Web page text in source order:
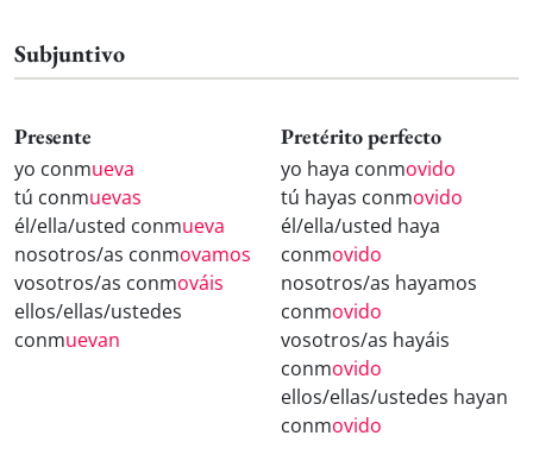
Subjuntivo
Presente
yo conmueva
tú conmuevas
él/ella/usted conmueva
nosotros/as conmovamos
vosotros/as conmováis
ellos/ellas/ustedes
conmuevan
Pretérito perfecto
yo haya conmovido
tú hayas conmovido
él/ella/usted haya
conmovido
nosotros/as hayamos
conmovido
vosotros/as hayáis
conmovido
ellos/ellas/ustedes hayan
conmovido